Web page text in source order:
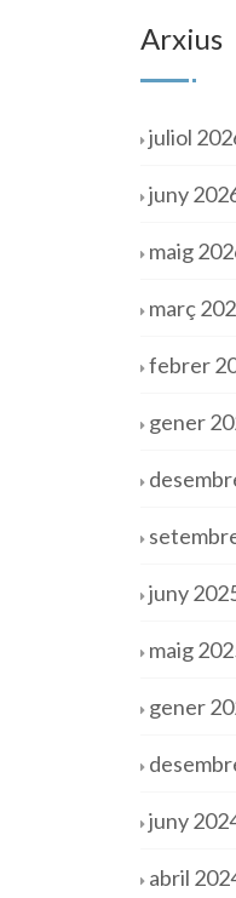
Arxius
juliol
juny
maig
març
febrer
gener
juny
maig
gener
juny
abril